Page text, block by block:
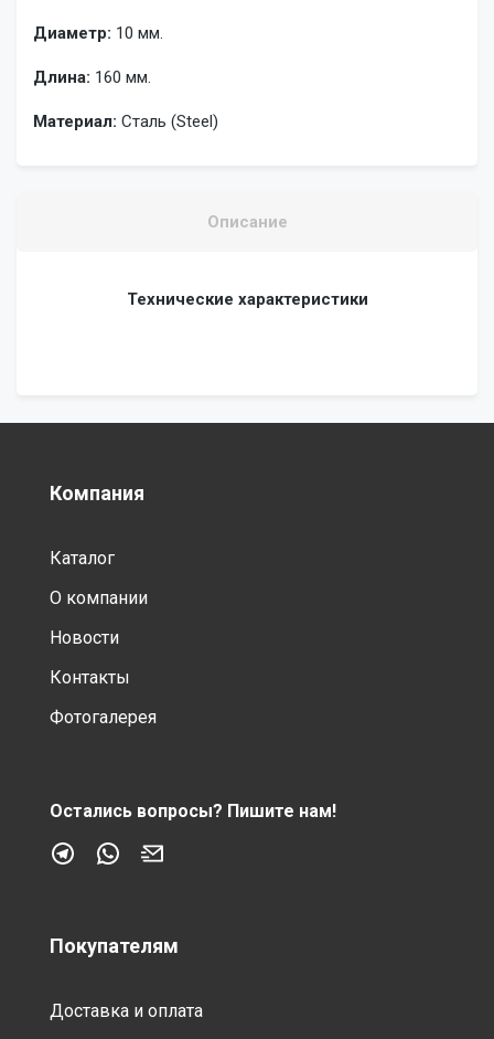
Диаметр: 10 мм.
Длина: 160 мм.
Материал: Сталь (Steel)
Описание
Технические характеристики
Компания
Каталог
О компании
Новости
Контакты
Фотогалерея
Остались вопросы? Пишите нам!
Покупателям
Доставка и оплата